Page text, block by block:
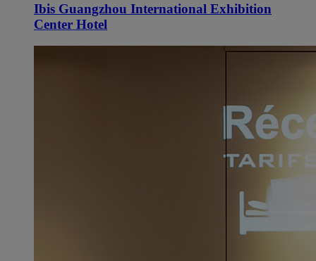
Ibis Guangzhou International Exhibition
Center Hotel